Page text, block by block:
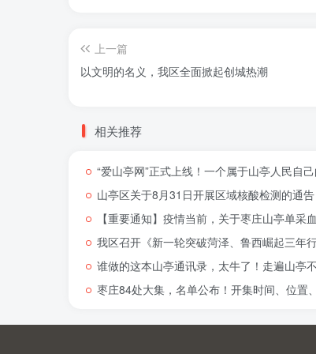
上一篇
以文明的名义，我区全面掀起创城热潮
相关推荐
“爱山亭网”正式上线！一个属于山亭人民自己
山亭区关于8月31日开展区域核酸检测的通告
【重要通知】疫情当前，关于枣庄山亭单采
我区召开《新一轮突破菏泽、鲁西崛起三
谁做的这本山亭通讯录，太牛了！走遍山亭
枣庄84处大集，名单公布！开集时间、位置